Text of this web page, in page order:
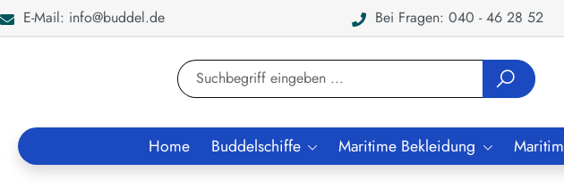
Zur Suche springen
E-Mail: info@buddel.de Bei Fragen: 040 - 46 28 52
Home Buddelschiffe Maritime Bekleidung